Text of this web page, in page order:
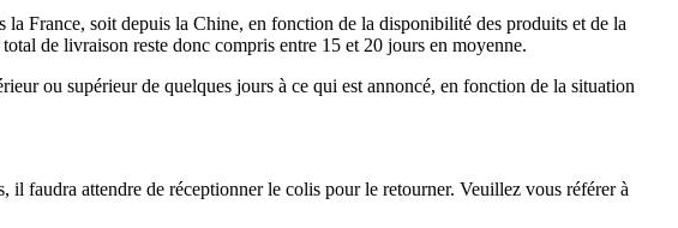
France, soit depuis la Chine, en fonction de la disponibilité des produits et de la
de livraison reste donc compris entre 15 et 20 jours en moyenne.
ou supérieur de quelques jours à ce qui est annoncé, en fonction de la situation
faudra attendre de réceptionner le colis pour le retourner. Veuillez vous référer à